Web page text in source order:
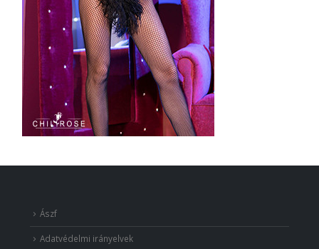
Ászf
Adatvédelmi irányelvek